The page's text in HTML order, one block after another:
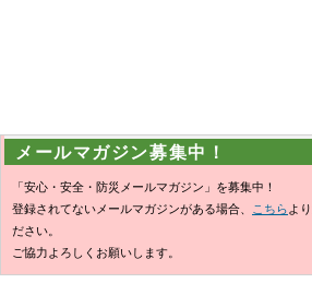
メールマガジン募集中！
「安心・安全・防災メールマガジン」を募集中！
登録されてないメールマガジンがある場合、
こちら よ
ださい。
ご協力よろしくお願いします。